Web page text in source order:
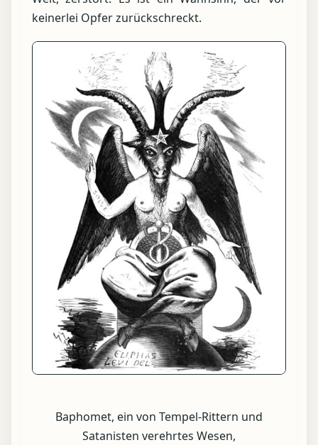
keinerlei Opfer zurückschreckt.
Baphomet, ein von Tempel-Rittern und
Satanisten verehrtes Wesen,